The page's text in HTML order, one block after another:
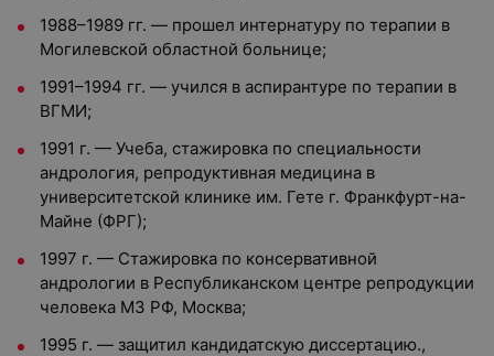
1988–1989 гг. — прошел интернатуру по терапии в
Могилевской областной больнице;
1991–1994 гг. — учился в аспирантуре по терапии в
ВГМИ;
1991 г. — Учеба, стажировка по специальности
андрология, репродуктивная медицина в
университетской клинике им. Гете г. Франкфурт-на-
Майне (ФРГ);
1997 г. — Стажировка по консервативной
андрологии в Республиканском центре репродукции
человека МЗ РФ, Москва;
1995 г. — защитил кандидатскую диссертацию.,